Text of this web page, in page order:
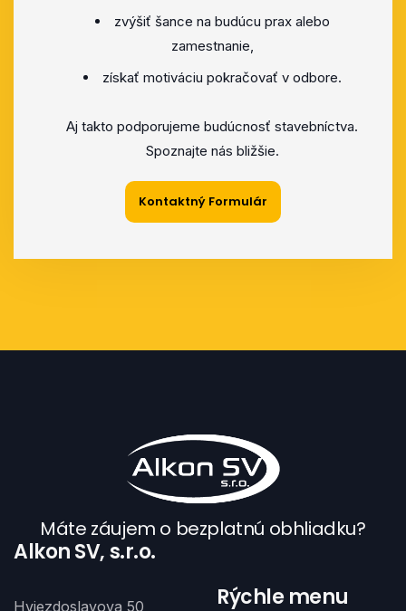
zvýšiť šance na budúcu prax alebo
zamestnanie,
získať motiváciu pokračovať v odbore.
Aj takto podporujeme budúcnosť stavebníctva.
Spoznajte nás bližšie.
Kontaktný Formulár
Máte záujem o bezplatnú obhliadku?
Alkon SV, s.r.o.
Hviezdoslavova 50 Rýchle menu